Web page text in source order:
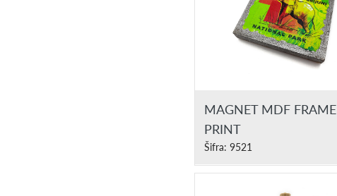
MAGNET MDF FRAME
PRINT
Šifra: 9521